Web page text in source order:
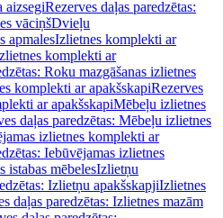
aizsegiRezerves daļas paredzētas:
vāciņšDvieļu
apmalesIzlietnes komplekti ar
komplekti ar
Roku mazgāšanas izlietnes
komplekti ar apakšskapiRezerves
ar apakšskapiMēbeļu izlietnes
daļas paredzētas: Mēbeļu izlietnes
izlietnes komplekti ar
Iebūvējamas izlietnes
istabas mēbelesIzlietņu
Izlietņu apakšskapjiIzlietnes
daļas paredzētas: Izlietnes mazām